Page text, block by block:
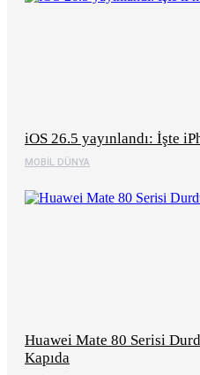
MOBIL DÜNYA
iOS 26.5 yayınlandı: İşte
Huawei Mate 80 Serisi
Kapıda